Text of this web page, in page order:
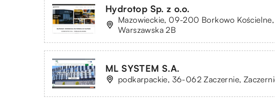
Hydrotop Sp. z o.o.
Mazowieckie, 09-200 Borkowo
Warszawska 2B
ML SYSTEM S.A.
podkarpackie, 36-062 Zaczernie,